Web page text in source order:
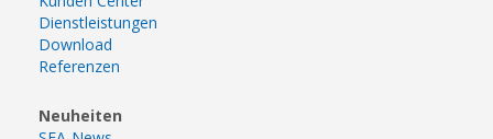
Dienstleistungen
Download
Referenzen
Neuheiten